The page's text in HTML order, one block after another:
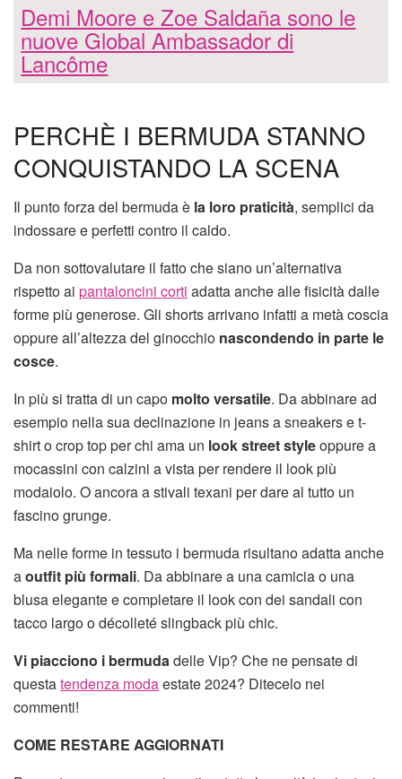
Demi Moore e Zoe Saldaña sono le
nuove Global Ambassador di
Lancôme
PERCHÈ I BERMUDA STANNO
CONQUISTANDO LA SCENA
Il punto forza del bermuda è la loro praticità, semplici da
indossare e perfetti contro il caldo.
Da non sottovalutare il fatto che siano un’alternativa
rispetto ai pantaloncini corti adatta anche alle fisicità dalle
forme più generose. Gli shorts arrivano infatti a metà coscia
oppure all’altezza del ginocchio nascondendo in parte le
cosce.
In più si tratta di un capo molto versatile. Da abbinare ad
esempio nella sua declinazione in jeans a sneakers e t-
shirt o crop top per chi ama un look street styleoppure a
mocassini con calzini a vista per rendere il look più
modaiolo. O ancora a stivali texani per dare al tutto un
fascino grunge.
Ma nelle forme in tessuto i bermuda risultano adatta anche
aoutfit più formali. Da abbinare a una camicia o una
blusa elegante e completare il look con dei sandali con
tacco largo o décolleté slingback più chic.
Vi piacciono i bermudadelle Vip? Che ne pensate di
questatendenza modaestate 2024? Ditecelo nei
commenti!
COME RESTARE AGGIORNATI